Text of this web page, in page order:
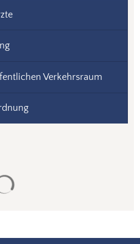
Verkehrsraum